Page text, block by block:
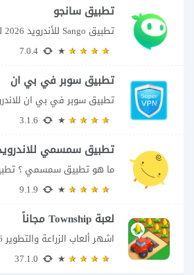
تطبيق سانجو
تطبيق سوبر في بي ان
تطبيق سمسمي
لعبة Township مجاناً